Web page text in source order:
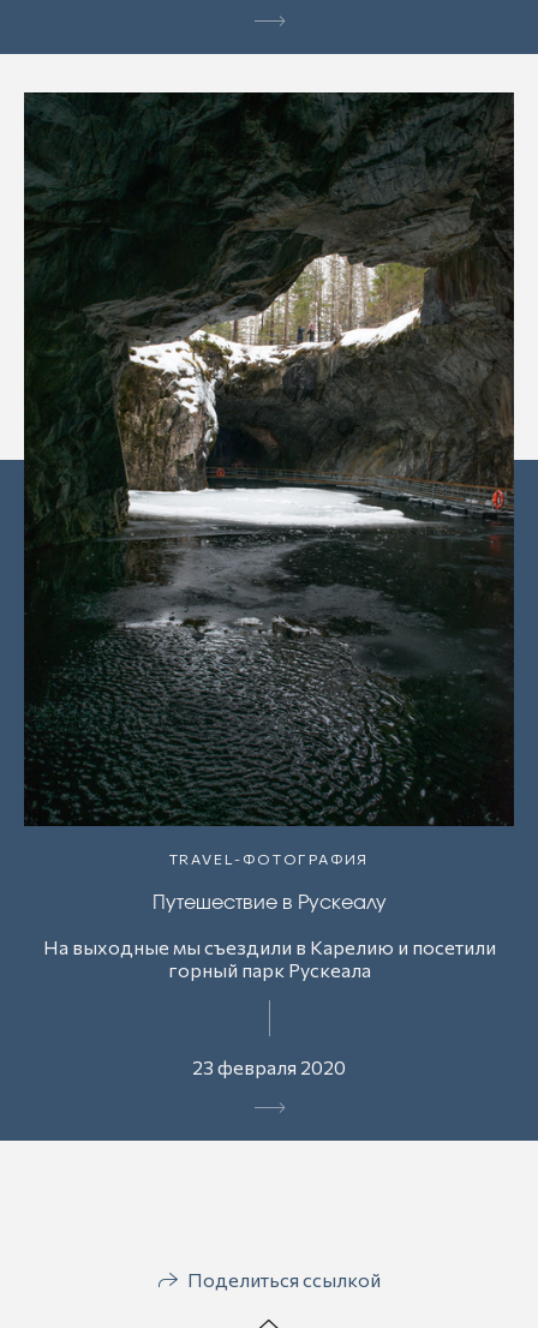
TRAVEL-ФОТОГРАФИЯ
Путешествие в Рускеалу
На выходные мы съездили в Карелию и посетили
горный парк Рускеала
23 февраля 2020
Поделиться ссылкой